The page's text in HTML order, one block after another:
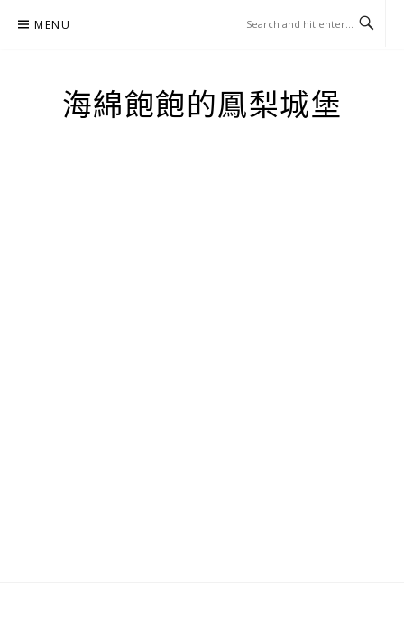
MENU
海綿飽飽的鳳梨城堡